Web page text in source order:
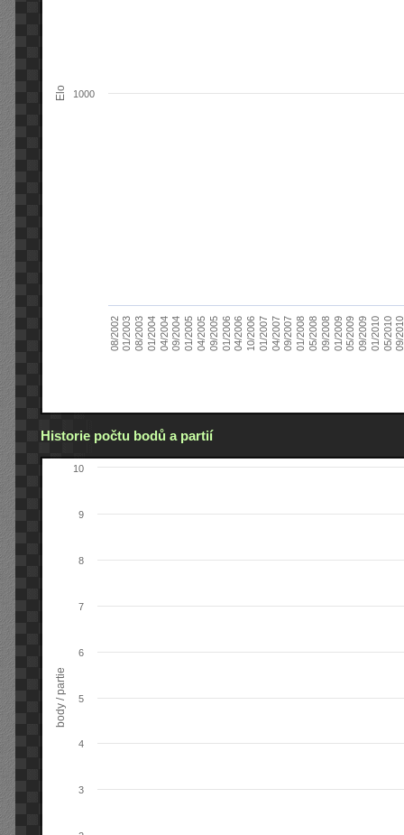
Elo
08/200201/200308/200301/200404/200409/200401/200504/200509/200501/200604/200610/200601/200704/200709/200701/200805/200809/200801/200905/200909/200901/201005/201009/
1000
Historie počtu bodů a partií
body / partie
3
4
5
6
7
8
9
10